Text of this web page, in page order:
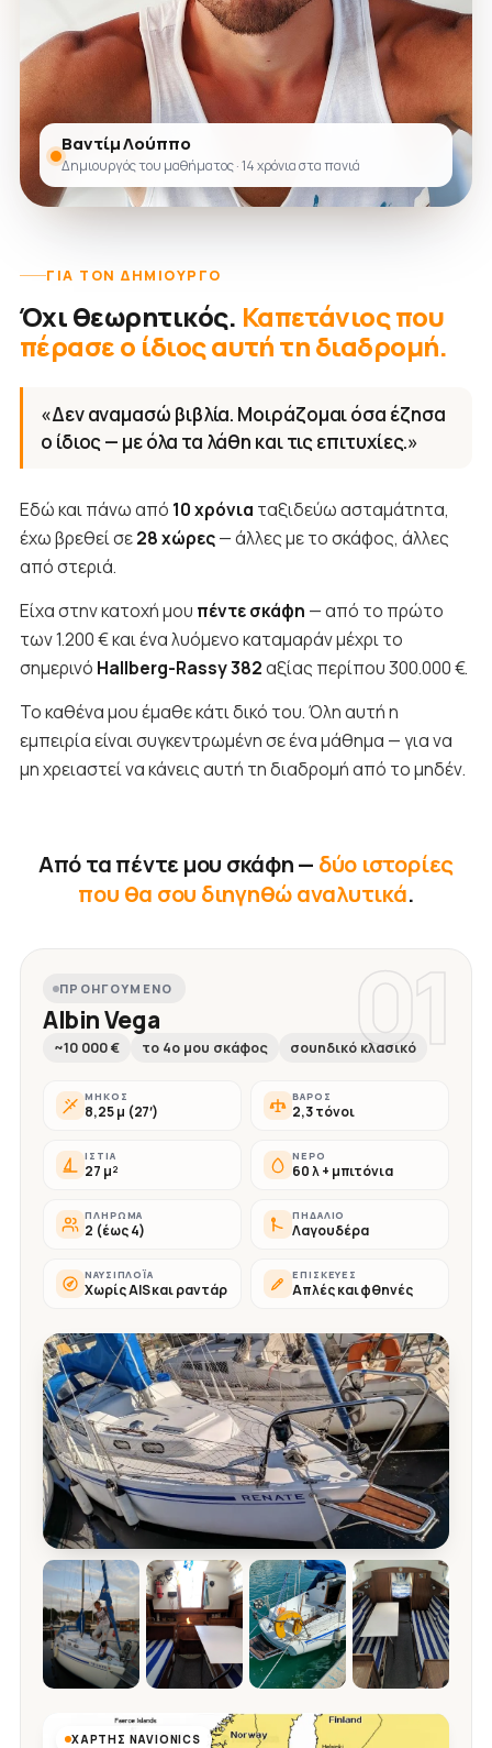
Βαντίμ Λούππο
Δημιουργός του μαθήματος · 14 χρόνια στα πανιά
ΓΙΑ ΤΟΝ ΔΗΜΙΟΥΡΓΌ
Όχι θεωρητικός. Καπετάνιος που
πέρασε ο ίδιος αυτή τη διαδρομή.
«Δεν αναμασώ βιβλία. Μοιράζομαι όσα έζησα
ο ίδιος — με όλα τα λάθη και τις επιτυχίες.»
Εδώ και πάνω από 10 χρόνια ταξιδεύω ασταμάτητα,
έχω βρεθεί σε28 χώρες— άλλες με το σκάφος, άλλες
από στεριά.
Είχα στην κατοχή μου πέντε σκάφη — από το πρώτο
των 1.200 € και ένα λυόμενο καταμαράν μέχρι το
σημερινό Hallberg-Rassy 382αξίας περίπου 300.000 €.
Το καθένα μου έμαθε κάτι δικό του. Όλη αυτή η
εμπειρία είναι συγκεντρωμένη σε ένα μάθημα — για να
μη χρειαστεί να κάνεις αυτή τη διαδρομή από το μηδέν.
Από τα πέντε μου σκάφη — δύο ιστορίες
που θα σου διηγηθώ αναλυτικά.
01
ΠΡΟΗΓΟΎΜΕΝΟ
Albin Vega
~10 000 € το 4ο μου σκάφος σουηδικό κλασικό
ΜΉΚΟΣ
8,25 μ (27′)
ΒΆΡΟΣ
2,3 τόνοι
ΙΣΤΊΑ
27 μ²
ΝΕΡΌ
60 λ + μπιτόνια
ΠΛΉΡΩΜΑ
2 (έως 4)
ΠΗΔΆΛΙΟ
Λαγουδέρα
ΝΑΥΣΙΠΛΟΪ́Α
Χωρίς AIS και ραντάρ
ΕΠΙΣΚΕΥΈΣ
Απλές και φθηνές
ΧΆΡΤΗΣ NAVIONICS